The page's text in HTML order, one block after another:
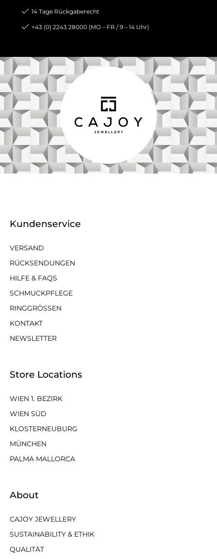
14 Tage Rückgaberecht
+43 (0) 2243 28000 (MO – FR / 9 – 14 Uhr)
Kundenservice
VERSAND
RÜCKSENDUNGEN
HILFE & FAQS
SCHMUCKPFLEGE
RINGGRÖSSEN
KONTAKT
NEWSLETTER
Store Locations
WIEN 1. BEZIRK
WIEN SÜD
KLOSTERNEUBURG
MÜNCHEN
PALMA MALLORCA
About
CAJOY JEWELLERY
SUSTAINABILITY & ETHIK
QUALITÄT